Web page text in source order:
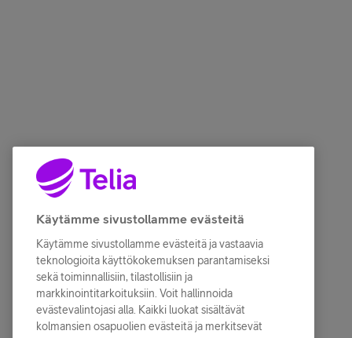
Käytämme sivustollamme evästeitä
Käytämme sivustollamme evästeitä ja vastaavia
teknologioita käyttökokemuksen parantamiseksi
sekä toiminnallisiin, tilastollisiin ja
markkinointitarkoituksiin. Voit hallinnoida
evästevalintojasi alla. Kaikki luokat sisältävät
kolmansien osapuolien evästeitä ja merkitsevät